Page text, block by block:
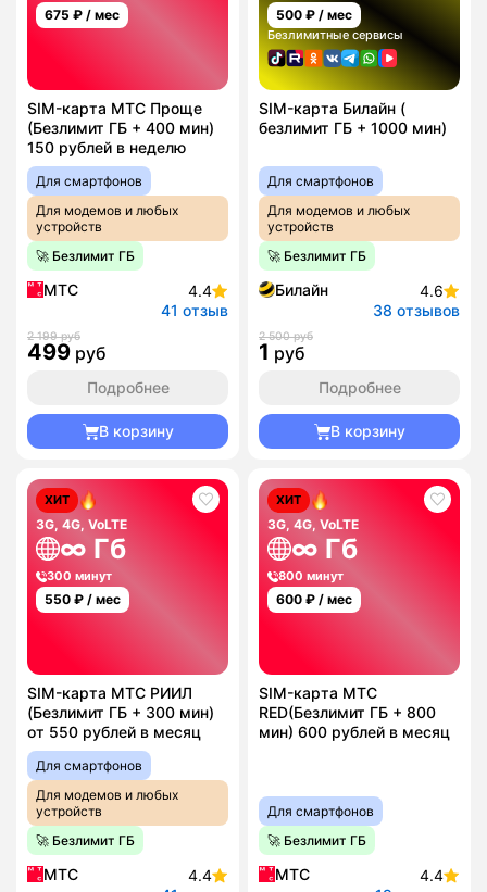
675 ₽ / мес
SIM-карта МТС Проще
(Безлимит ГБ + 400 мин)
150 рублей в неделю
Для смартфонов
Для модемов и любых
устройств
🚀 Безлимит ГБ
МТС
4.4
41 отзыв
2 199 руб
499 руб
Подробнее
В корзину
500 ₽ / мес
Безлимитные сервисы
SIM-карта Билайн (
безлимит ГБ + 1000 мин)
Для смартфонов
Для модемов и любых
устройств
🚀 Безлимит ГБ
Билайн
4.6
38 отзывов
2 500 руб
1 руб
Подробнее
В корзину
ХИТ
3G, 4G, VoLTE
∞ Гб
300 минут
550 ₽ / мес
SIM-карта МТС РИИЛ
(Безлимит ГБ + 300 мин)
от 550 рублей в месяц
Для смартфонов
Для модемов и любых
устройств
🚀 Безлимит ГБ
МТС
4.4
ХИТ
3G, 4G, VoLTE
∞ Гб
800 минут
600 ₽ / мес
SIM-карта МТС
RED(Безлимит ГБ + 800
мин) 600 рублей в месяц
Для смартфонов
🚀 Безлимит ГБ
МТС
4.4